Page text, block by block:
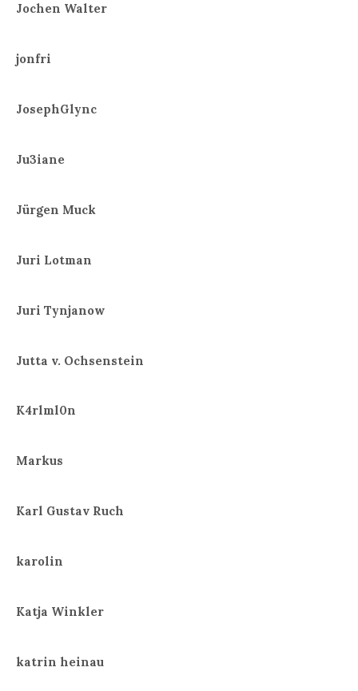
Jochen Walter
jonfri
JosephGlync
Ju3iane
Jürgen Muck
Juri Lotman
Juri Tynjanow
Jutta v. Ochsenstein
K4rlml0n
Markus
Karl Gustav Ruch
karolin
Katja Winkler
katrin heinau